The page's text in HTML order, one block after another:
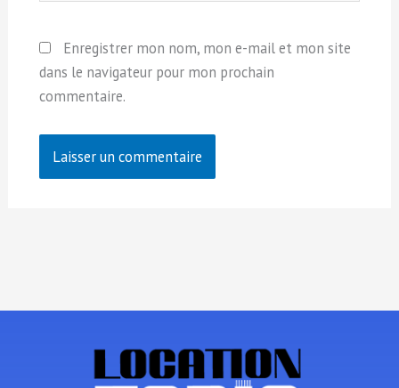
Enregistrer mon nom, mon e-mail et mon site
dans le navigateur pour mon prochain
commentaire.